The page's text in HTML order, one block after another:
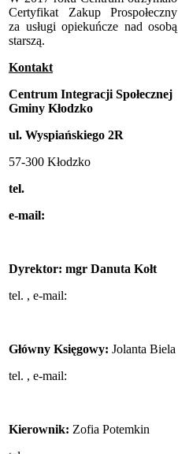
Certyfikat Zakup Prospołeczny
za usługi opiekuńcze nad osobą
starszą.
Kontakt
Centrum Integracji Społecznej
Gminy Kłodzko
ul. Wyspiańskiego 2R
57-300 Kłodzko
tel.
e-mail:
Dyrektor: mgr Danuta Kołt
tel. , e-mail:
Główny Księgowy: Jolanta Biela
tel. , e-mail:
Kierownik: Zofia Potemkin